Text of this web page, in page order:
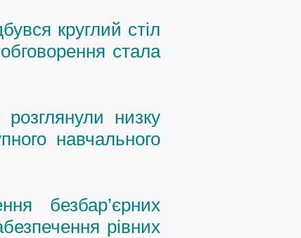
круглий стіл
стала
низку
навчального
безбар’єрних
рівних